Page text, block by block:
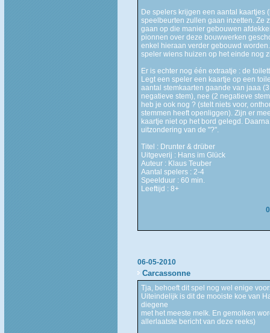
De spelers krijgen een aantal kaartjes
speelbeurten zullen gaan inzetten. Ze
gaan op die manier gebouwen
pionnen over deze bouwwerken
enkel hieraan verder gebouwd
speler wiens huizen op het einde nog
Er is echter nog één extraatje : de
Legt een speler een kaartje op een
aantal stemkaarten gaande van jaaa
negatieve stem), nee (2 negatieve
heb je ook nog ? (stelt niets voor,
stemmen heeft openliggen). Zijn er
kaartje niet op het bord gelegd.
uitzondering van de "?".
Titel : Drunter & drüber
Uitgeverij : Hans im Glück
Auteur : Klaus Teuber
Aantal spelers : 2-4
Speelduur : 60 min.
Leeftijd : 8+
06-05-2010
Carcassonne
Tja, behoeft dit spel nog wel enige
Uiteindelijk is dit de mooiste koe van
diegene
met het meeste melk. En gemolken
allerlaatste bericht van deze reeks)